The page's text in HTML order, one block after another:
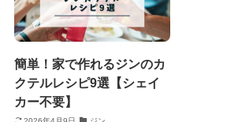
簡単！家で作れるジンのカ
クテルレシピ9選【シェイ
カー不要】